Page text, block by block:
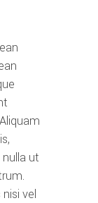
ut
vel